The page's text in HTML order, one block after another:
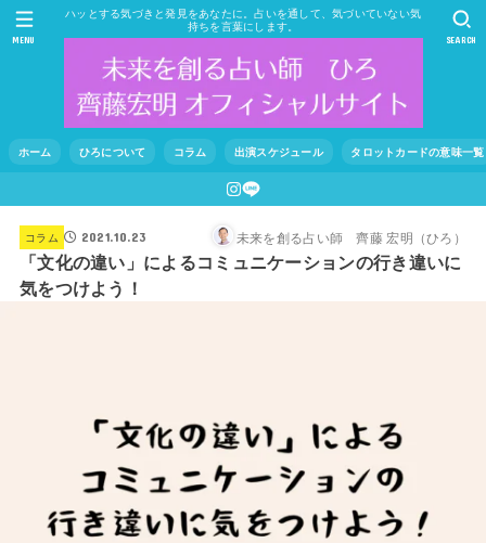
ハッとする気づきと発見をあなたに。占いを通して、気づいていない気
持ちを言葉にします。
ホーム ひろについて コラム 出演スケジュール タロットカードの意味一覧
SEARCH
MENU
コラム 2021.10.23 未来を創る占い師 齊藤 宏明（ひろ）
「文化の違い」によるコミュニケーションの行き違いに
気をつけよう！